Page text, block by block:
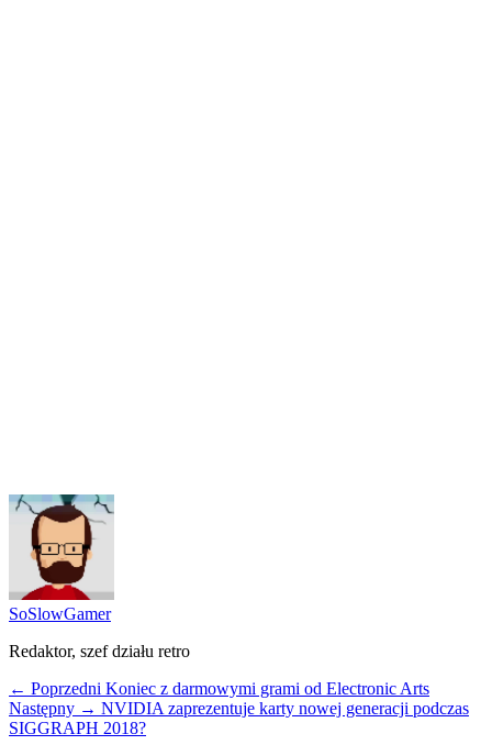
SoSlowGamer
Redaktor, szef działu retro
← Poprzedni Koniec z darmowymi grami od Electronic Arts
Następny → NVIDIA zaprezentuje karty nowej generacji podczas
SIGGRAPH 2018?